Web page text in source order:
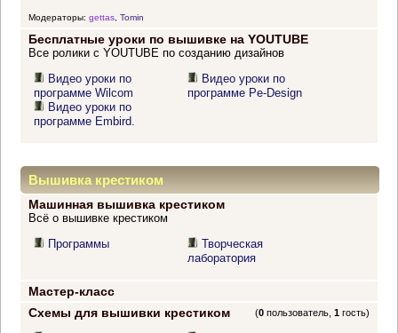
Модераторы: gettas, Tomin
Бесплатные уроки по вышивке на YOUTUBE
Все ролики с YOUTUBE по созданию дизайнов
Видео уроки по
программе Wilcom
Видео уроки по
программе Embird.
Видео уроки по
программе Pe-Design
Вышивка крестиком
Машинная вышивка крестиком
Всё о вышивке крестиком
Программы
Творческая
лаборатория
Мастер-класс
Схемы для вышивки крестиком
(0 пользователь,1 гость)